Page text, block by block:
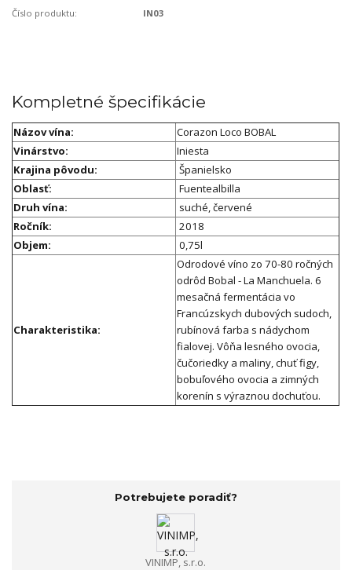
Číslo produktu: IN03
Kompletné špecifikácie
Názov vína:
Corazon Loco BOBAL
Vinárstvo:
Iniesta
Krajina pôvodu:
Španielsko
Oblasť:
Fuentealbilla
Druh vína:
suché, červené
Ročník:
2018
Objem:
0,75l
Charakteristika:
Odrodové víno zo 70-80 ročných
odrôd Bobal - La Manchuela. 6
mesačná fermentácia vo
Francúzskych dubových sudoch,
rubínová farba s nádychom
fialovej. Vôňa lesného ovocia,
čučoriedky a maliny, chuť figy,
bobuľového ovocia a zimných
korenín s výraznou dochuťou.
Potrebujete poradiť?
VINIMP, s.r.o.